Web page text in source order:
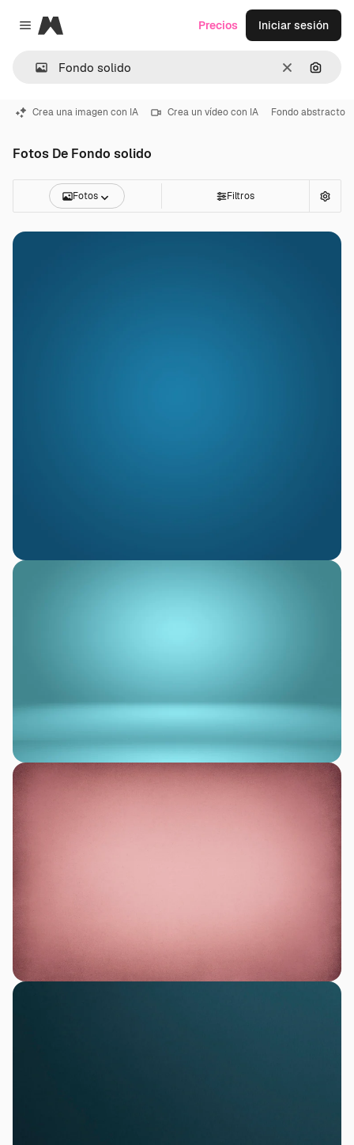
Close menu
Magnific
Borrar
Precios Iniciar sesión
Crea una imagen con IA Crea un vídeo con IA Fondo abstracto
Fotos De Fondo solido
Fotos Filtros